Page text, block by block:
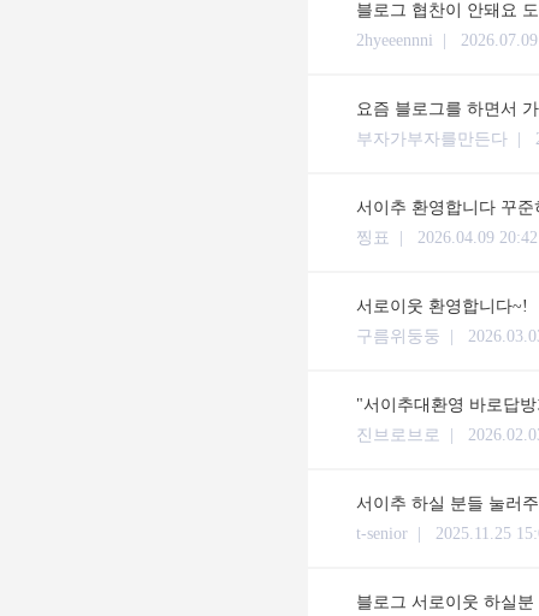
블로그 협찬이 안돼요
2hyeeennni |
요즘 블로그를 하면서
부자가부자를만든다 |
서이추 환영합니다 꾸
찡표 | 2026.04.09 20:42
서로이웃 환영합니다~!
구름위둥둥 |
"서이추대환영 바로답
진브로브로 |
서이추 하실 분들 눌러
t-senior | 2025.11.25
블로그 서로이웃 하실분